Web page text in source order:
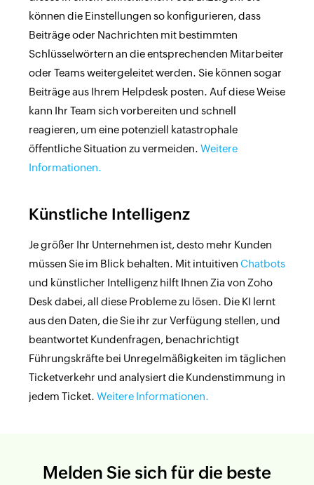
können die Einstellungen so konfigurieren, dass
Beiträge oder Nachrichten mit bestimmten
Schlüsselwörtern an die entsprechenden Mitarbeiter
oder Teams weitergeleitet werden. Sie können sogar
Beiträge aus Ihrem Helpdesk posten. Auf diese Weise
kann Ihr Team sich vorbereiten und schnell
reagieren, um eine potenziell katastrophale
öffentliche Situation zu vermeiden. Weitere
Informationen.
Künstliche Intelligenz
Je größer Ihr Unternehmen ist, desto mehr Kunden
müssen Sie im Blick behalten. Mit intuitiven Chatbots
und künstlicher Intelligenz hilft Ihnen Zia von Zoho
Desk dabei, all diese Probleme zu lösen. Die KI lernt
aus den Daten, die Sie ihr zur Verfügung stellen, und
beantwortet Kundenfragen, benachrichtigt
Führungskräfte bei Unregelmäßigkeiten im täglichen
Ticketverkehr und analysiert die Kundenstimmung in
jedem Ticket. Weitere Informationen.
Melden Sie sich für die beste